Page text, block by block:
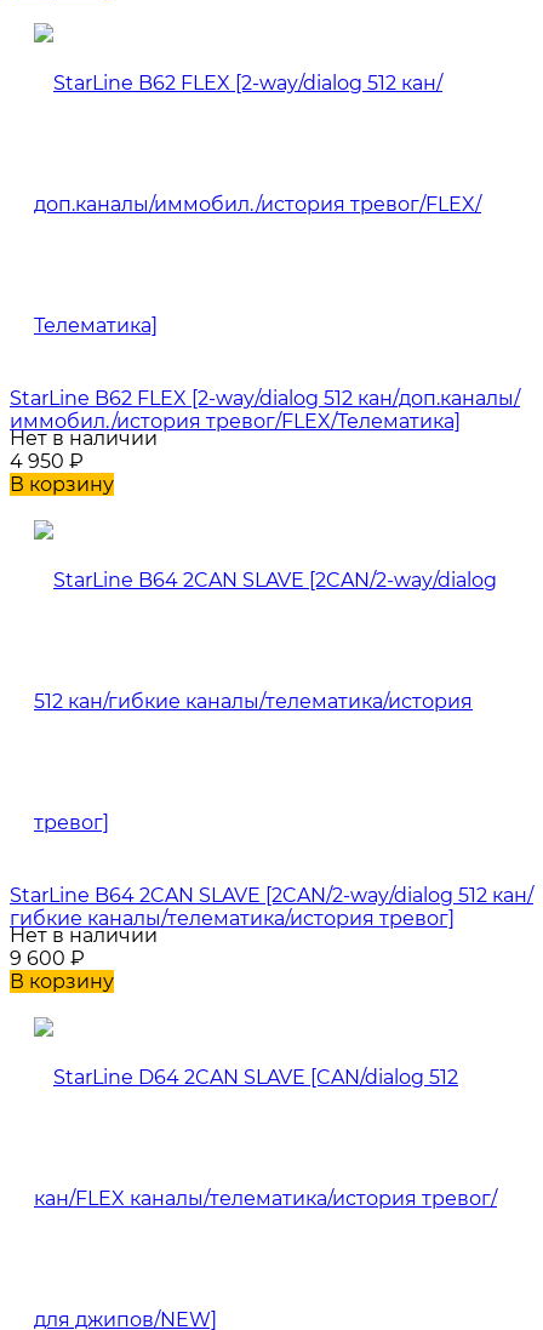
StarLine B62 FLEX [2-way/dialog 512 кан/доп.каналы/
иммобил./история тревог/FLEX/Телематика]
Нет в наличии
4 950 ₽
В корзину
StarLine B64 2CAN SLAVE [2CAN/2-way/dialog 512 кан/
гибкие каналы/телематика/история тревог]
Нет в наличии
9 600 ₽
В корзину